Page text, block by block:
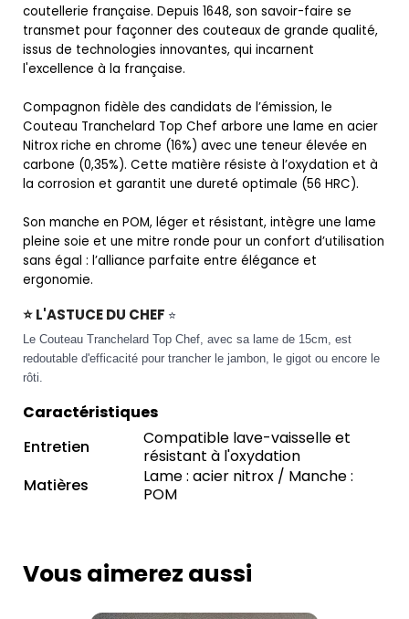
coutellerie française. Depuis 1648, son savoir-faire se
transmet pour façonner des couteaux de grande qualité,
issus de technologies innovantes, qui incarnent
l'excellence à la française.
Compagnon fidèle des candidats de l’émission, le
Couteau Tranchelard Top Chef arbore une lame en acier
Nitrox riche en chrome (16%) avec une teneur élevée en
carbone (0,35%). Cette matière résiste à l’oxydation et à
la corrosion et garantit une dureté optimale (56 HRC).
Son manche en POM, léger et résistant, intègre une lame
pleine soie et une mitre ronde pour un confort d’utilisation
sans égal : l’alliance parfaite entre élégance et
ergonomie.
⭐ L'ASTUCE DU CHEF ⭐
Le Couteau Tranchelard Top Chef, avec sa lame de 15cm, est
redoutable d'efficacité pour trancher le jambon, le gigot ou encore le
rôti.
Caractéristiques
Entretien
Compatible lave-vaisselle et
résistant à l'oxydation
Matières
Lame : acier nitrox / Manche :
POM
Vous aimerez aussi